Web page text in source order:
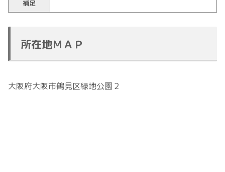
補足
所在地ＭＡＰ
大阪府大阪市鶴見区緑地公園２